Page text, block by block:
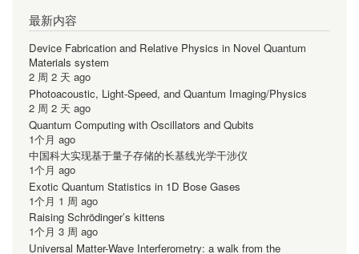
最新内容
Device Fabrication and Relative Physics in Novel Quantum
Materials system
2 周 2 天 ago
Photoacoustic, Light-Speed, and Quantum Imaging/Physics
2 周 2 天 ago
Quantum Computing with Oscillators and Qubits
1个月 ago
中国科大实现基于量子存储的长基线光学干涉仪
1个月 ago
Exotic Quantum Statistics in 1D Bose Gases
1个月 1 周 ago
Raising Schrödinger’s kittens
1个月 3 周 ago
Universal Matter-Wave Interferometry: a walk from the